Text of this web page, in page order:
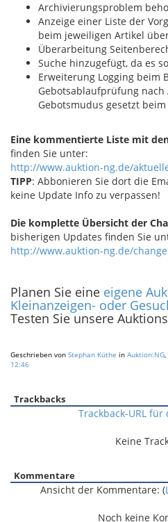
Archivierungsproblem
Anzeige einer Liste der
beim jeweiligen Artikel
Überarbeitung
Suche hinzugefügt, da es
Erweiterung Logging beim
Gebotsablaufprüfung nach
Gebotsmudus gesetzt
Eine kommentierte Liste mit
finden Sie unter:
http://www.auktion-ng.de/
TIPP: Abbonieren Sie dort die
keine Update Info zu verpassen!
Die komplette Übersicht der
bisherigen Updates finden Sie
http://www.auktion-ng.de/
Planen Sie eine eigene
Kleinanzeigen- oder
Testen Sie unsere
Geschrieben von Stephan Küthe in Auktion:NG,
12:46
Trackbacks
Trackback-URL
Keine
Kommentare
Ansicht der Kommentare: (
Noch keine